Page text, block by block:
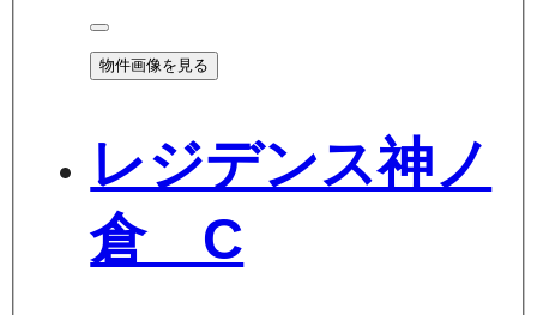
物件画像を見る
レジデンス神ノ
倉 C